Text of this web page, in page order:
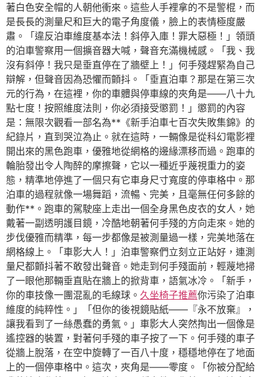
著白色安全帽的人朝他衝來。這些人手裡拿的不是警棍，而
是長長的測量尺和巨大的電子角度儀，臉上的表情極度嚴
肅。「違反泊車維度基本法！斜停入庫！罪大惡極！」領頭
的泊車警察用一個擴音器大喊，聲音充滿機械感。「我、我
沒有斜停！我只是垂直停在了牆壁上！」何手殘趕緊為自己
辯解，但聲音因為恐懼而顫抖。「垂直泊車？那是在第三次
元的行為，在這裡，你的車體與停車線的夾角是——八十九
點七度！按照維度法則，你必須接受懲罰！」懲罰的內容
是：無限次觀看一部名為**《新手泊車七百次失敗集錦》的
紀錄片，直到哭泣為止。就在這時，一輛像是從科幻電影裡
開出來的黑色跑車，優雅地從網格的邊緣漂移而過。跑車的
輪胎發出令人陶醉的摩擦聲，它以一種近乎蔑視重力的姿
態，精準地停進了一個只有它車身尺寸寬度的停車格中。那
泊車的過程就像一場舞蹈，流暢、完美，且毫無任何多餘的
動作**。跑車的駕駛座上走出一個全身黑色皮衣的女人，她
戴著一副透明護目鏡，冷酷地朝著何手殘的方向走來。她的
步伐優雅而精準，每一步都像是被測量過一樣，完美地落在
網格線上。「車影大人！」泊車警察們立刻立正站好，連測
量尺都顫抖著不敢發出聲音。她走到何手殘面前，輕蔑地掃
了一眼他那輛垂直貼在牆上的掀背車，語氣冰冷。「新手，
你的車技像一團混亂的毛線球。 久坐椅子推薦你污染了泊車
維度的純粹性。」「但你的後視鏡貼紙——『永不放棄』，
讓我看到了一絲愚蠢的勇氣。」車影大人突然掏出一個像是
遙控器的裝置，對著何手殘的車子按了一下。何手殘的車子
從牆上脫落，在空中旋轉了一百八十度，穩穩地停在了地面
上的一個停車格中。這次，夾角是——零度。「你被分配給